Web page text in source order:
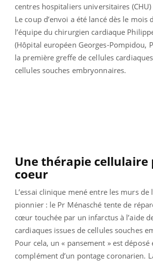
centres hospitaliers universitaires (CHU)
Le coup d’envoi a été lancé dès le mois
l’équipe du chirurgien cardiaque
(Hôpital européen Georges-Pompidou,
la première greffe de cellules
cellules souches embryonnaires.
Une thérapie cellulaire
coeur
L’essai clinique mené entre les murs de
pionnier : le Pr Ménasché tente de
cœur touchée par un infarctus à l’aide
cardiaques issues de cellules souches
Pour cela, un « pansement » est déposé
complément d’un pontage coronarien.